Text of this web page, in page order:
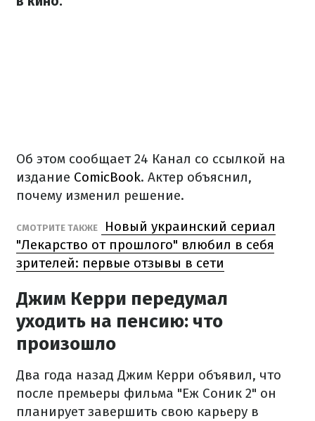
Об этом сообщает 24 Канал со ссылкой на
издание ComicBook. Актер объяснил,
почему изменил решение.
СМОТРИТЕ ТАКЖЕ
Новый украинский сериал
"Лекарство от прошлого" влюбил в себя
зрителей: первые отзывы в сети
Джим Керри передумал
уходить на пенсию: что
произошло
Два года назад Джим Керри объявил, что
после премьеры фильма "Еж Соник 2" он
планирует завершить свою карьеру в